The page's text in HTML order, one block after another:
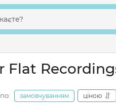
Flat
замовчуванням ціною